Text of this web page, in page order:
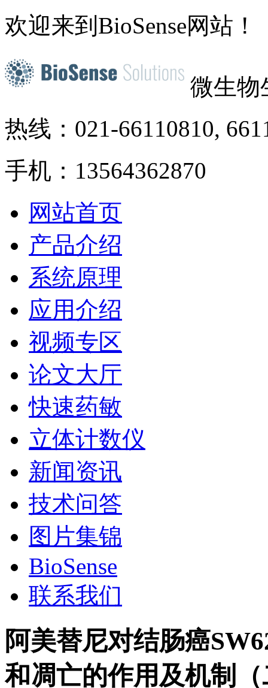
欢迎来到BioSense网站！
微生物
热线：021-66110810,
手机：13564362870
网站首页
产品介绍
系统原理
应用介绍
视频专区
论文大厅
快速药敏
立体计数仪
新闻资讯
技术问答
图片集锦
BioSense
联系我们
阿美替尼对结肠癌
和凋亡的作用及机制